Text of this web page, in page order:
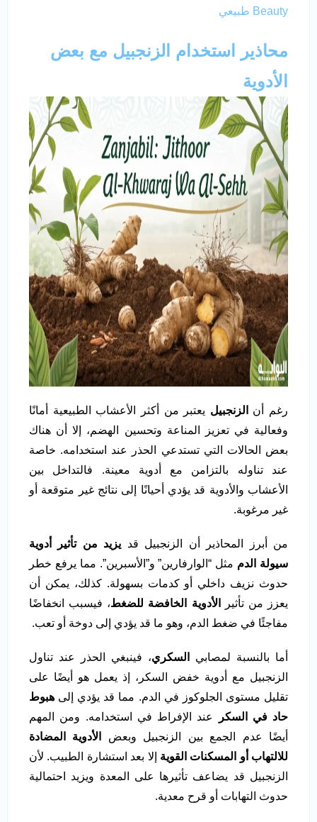
Beauty طبيعي
محاذير استخدام الزنجبيل مع بعض
الأدوية
رغم أن الزنجبيل يعتبر من أكثر الأعشاب الطبيعية أمانًا
وفعالية في تعزيز المناعة وتحسين الهضم، إلا أن هناك
بعض الحالات التي تستدعي الحذر عند استخدامه. خاصة
عند تناوله بالتزامن مع أدوية معينة. فالتداخل بين
الأعشاب والأدوية قد يؤدي أحيانًا إلى نتائج غير متوقعة أو
غير مرغوبة.
من أبرز المحاذير أن الزنجبيل قد يزيد من تأثير أدوية
سيولة الدم مثل “الوارفارين” و”الأسبرين”. مما يرفع خطر
حدوث نزيف داخلي أو كدمات بسهولة. كذلك، يمكن أن
يعزز من تأثير
الأدوية الخافضة للضغط، فيسبب انخفاضًا
مفاجئًا في ضغط الدم، وهو ما قد يؤدي إلى دوخة أو تعب.
أما بالنسبة لمصابي السكري، فينبغي الحذر عند تناول
الزنجبيل مع أدوية خفض السكر، إذ يعمل هو أيضًا على
تقليل مستوى الجلوكوز في الدم. مما قد يؤدي إلى هبوط
حاد في السكر
عند الإفراط في استخدامه. ومن المهم
أيضًا عدم الجمع بين الزنجبيل وبعض
الأدوية المضادة
للالتهاب أو المسكنات القوية إلا بعد استشارة الطبيب. لأن
الزنجبيل قد يضاعف تأثيرها على المعدة ويزيد احتمالية
حدوث التهابات أو قرح معدية.